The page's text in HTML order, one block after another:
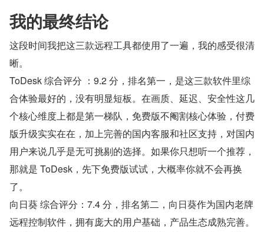
我的最终结论
这段时间我把这三款远程工具都使用了一遍，我的感受很清
晰。
ToDesk 综合评分 ：9.2 分，排名第一，是这三款软件里综
合体验最好的，没有明显短板。在画质、延迟、安全性这几
个核心维度上都是第一梯队，免费版不阉割核心体验，付费
版升级实实在在，加上完善的国内客服和社区支持，对国内
用户来说几乎是无可挑剔的选择。如果你只想听一个推荐，
那就是 ToDesk，先下免费版试试，大概率你就不会再换
了。
向日葵 综合评分：7.4 分，排名第二，向日葵作为国内老牌
远程控制软件，拥有庞大的用户基础，产品生态成熟完善。